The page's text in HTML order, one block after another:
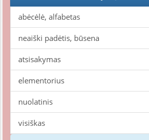
abėcėlė, alfabetas
neaiški padėtis, būsena
atsisakymas
elementorius
nuolatinis
visiškas